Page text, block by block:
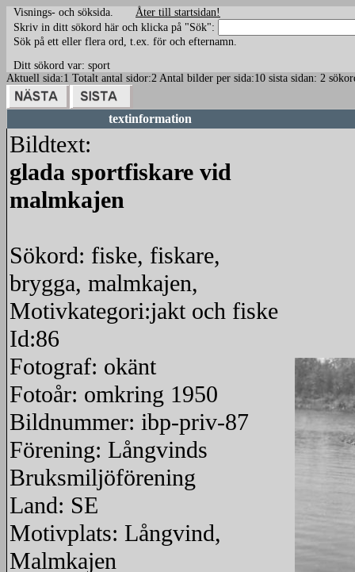
Visnings- och söksida. Åter till startsidan!
Skriv in ditt sökord här och klicka på "Sök":
Sök på ett eller flera ord, t.ex. för och efternamn.
Ditt sökord var: sport
Aktuell sida:1 Totalt antal sidor:2 Antal bilder per sida:10 sista sidan: 2
textinformation
Bildtext:
glada sportfiskare vid
malmkajen
Sökord: fiske, fiskare,
brygga, malmkajen,
Motivkategori:jakt och fiske
Id:86
Fotograf: okänt
Fotoår: omkring 1950
Bildnummer: ibp-priv-87
Förening: Långvinds
Bruksmiljöförening
Land: SE
Motivplats: Långvind,
Malmkajen